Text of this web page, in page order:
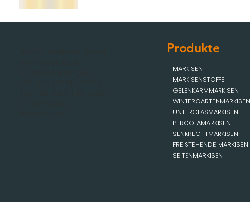
Produkte
MARKISEN
MARKISENSTOFFE
GELENKARMMARKISEN
WINTERGARTENMARKISEN
UNTERGLASMARKISEN
PERGOLAMARKISEN
SENKRECHTMARKISEN
FREISTEHENDE MARKISEN
SEITENMARKISEN